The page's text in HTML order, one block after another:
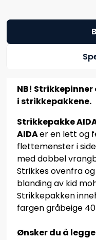
NB!
i strikkepakkene.
Strikkepakke
AIDAer en lett og
flettemønster i
med dobbel
Strikkes ovenfra og
blanding av kid
Strikkepakken
fargen gråbeige
Ønsker du å